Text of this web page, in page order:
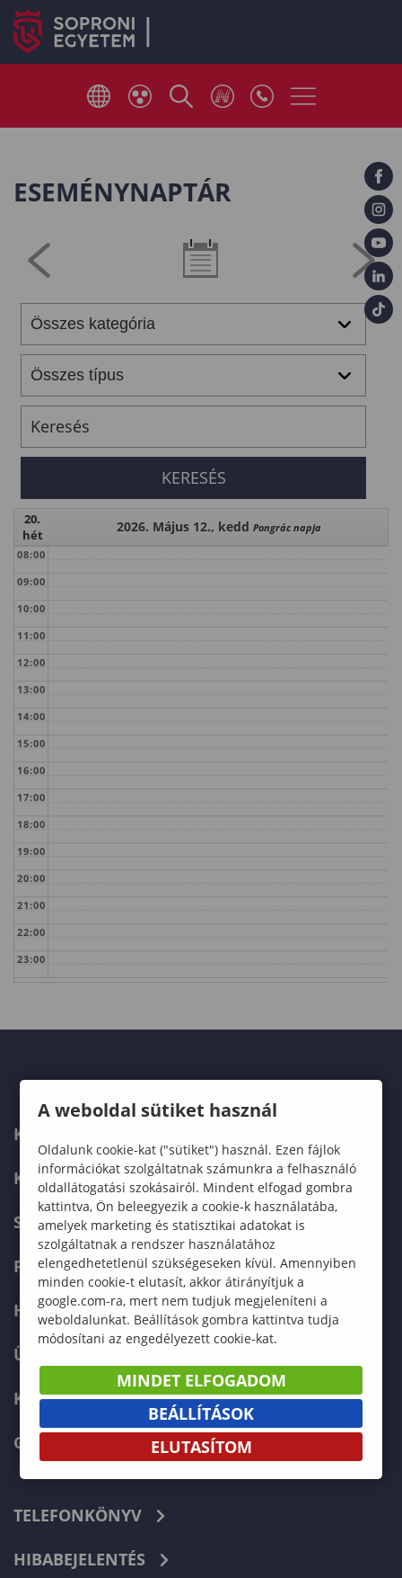
ESEMÉNYNAPTÁR
20.
hét
2026. Május 12., kedd Pongrác napja
08:00
09:00
10:00
11:00
12:00
13:00
14:00
15:00
16:00
17:00
18:00
19:00
20:00
21:00
22:00
23:00
KAPCSOLAT
KÉPZÉSKERESŐ
SZERVEZETI FELÉPÍTÉS
FELVÉTELIZŐKNEK
HALLGATÓKNAK
ÜZLETI PARTNEREKNEK
KARRIER
GREEN UNIVERSITY
TELEFONKÖNYV
HIBABEJELENTÉS
A weboldal sütiket használ
Oldalunk cookie-kat ("sütiket") használ. Ezen fájlok
információkat szolgáltatnak számunkra a felhasználó
oldallátogatási szokásairól. Mindent elfogad gombra
kattintva, Ön beleegyezik a cookie-k használatába,
amelyek marketing és statisztikai adatokat is
szolgáltatnak a rendszer használatához
elengedhetetlenül szükségeseken kívül. Amennyiben
minden cookie-t elutasít, akkor átirányítjuk a
google.com-ra, mert nem tudjuk megjeleníteni a
weboldalunkat. Beállítások gombra kattintva tudja
módosítani az engedélyezett cookie-kat.
MINDET ELFOGADOM
BEÁLLÍTÁSOK
ELUTASÍTOM